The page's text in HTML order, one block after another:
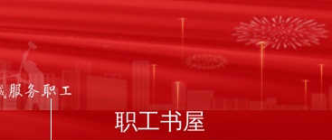
职工书屋